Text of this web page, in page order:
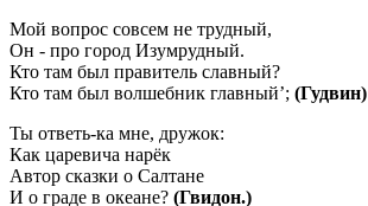
Мой вопрос совсем не трудный,
Он - про город Изумрудный.
Кто там был правитель славный?
Кто там был волшебник главный’; (Гудвин)
Ты ответь-ка мне, дружок:
Как царевича нарёк
Автор сказки о Салтане
И о граде в океане? (Гвидон.)